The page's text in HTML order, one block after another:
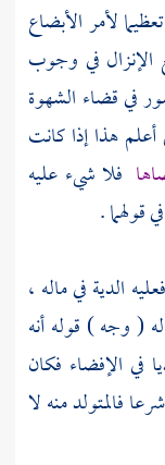
لأمر الأبضاع
الإنزال في وجوب
في قضاء الشهوة
هذا إذا كانت
فلا شيء عليه
.
الدية في ماله ،
( وجه ) قوله أنه
في الإفضاء فكان
فالمتولد منه لا